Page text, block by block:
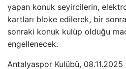
yapan konuk seyircilerin,
kartları bloke edilerek, bir
sonraki konuk kulüp olduğu
engellenecek.
Antalyaspor Kulübü,